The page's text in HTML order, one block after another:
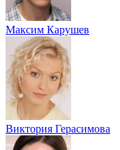
Максим Карушев
Виктория Герасимова